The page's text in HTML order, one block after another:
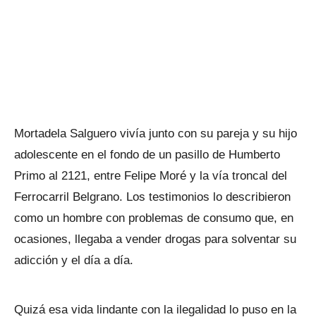
Mortadela Salguero vivía junto con su pareja y su hijo
adolescente en el fondo de un pasillo de Humberto
Primo al 2121, entre Felipe Moré y la vía troncal del
Ferrocarril Belgrano. Los testimonios lo describieron
como un hombre con problemas de consumo que, en
ocasiones, llegaba a vender drogas para solventar su
adicción y el día a día.
Quizá esa vida lindante con la ilegalidad lo puso en la